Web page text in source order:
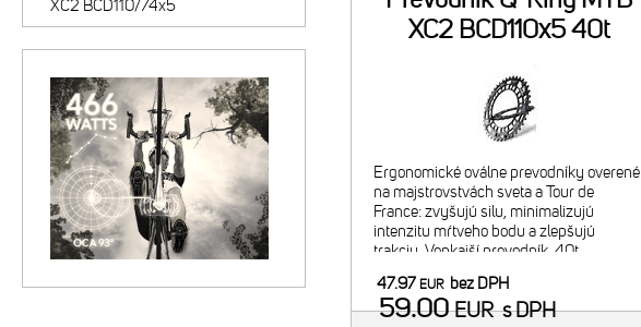
XC2 BCD110x5 40t
Ergonomické oválne prevodníky overené
na majstrovstvách sveta a Tour de
France: zvyšujú silu, minimalizujú
intenzitu mŕtveho bodu a zlepšujú
trakciu. Vonkajší prevodník, 40t.
vnútorným prevodníkom. Navrhnuté pre
2x9/10 26"
47.97 EUR bez DPH
59.00EURs DPH
XC2 BCD110/74x5